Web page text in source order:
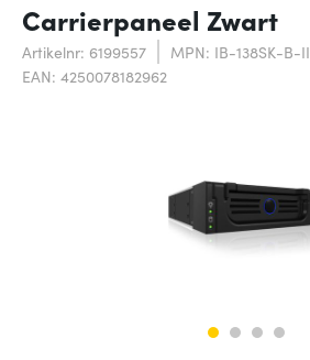
Carrierpaneel Zwart
Artikelnr: 6199557
MPN: IB-138SK-B-II
EAN: 4250078182962